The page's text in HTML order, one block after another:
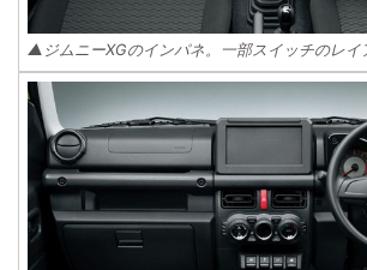
▲ジムニーXGのインパネ。一部スイッチのレイ